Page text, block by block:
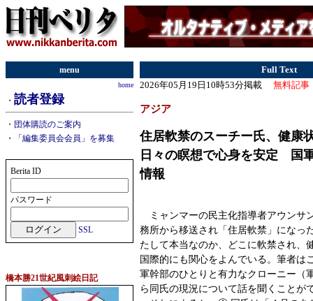
menu
home
・ 読者登録
・ 団体購読のご案内
・
「編集委員会会員」を募集
Berita ID
パスワード
SSL
橋本勝21世紀風刺絵日記
Full Text
2026年05月19日10時53分掲載 無料記事
アジア
住居軟禁のスーチー氏、健康
日々の瞑想で心身を安定 国
情報
ミャンマーの民主化指導者アウンサ
務所から移送され「住居軟禁」になっ
たして本当なのか、どこに軟禁され、
国際的にも関心をよんでいる。筆者は
軍幹部のひとりと有力なクローニー（
ら同氏の現況について話を聞くことが